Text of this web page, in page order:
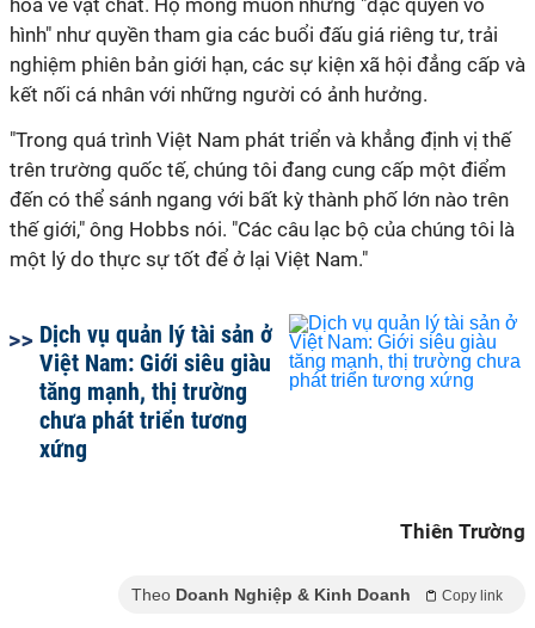
hoa về vật chất. Họ mong muốn những "đặc quyền vô
hình" như quyền tham gia các buổi đấu giá riêng tư, trải
nghiệm phiên bản giới hạn, các sự kiện xã hội đẳng cấp và
kết nối cá nhân với những người có ảnh hưởng.
"Trong quá trình Việt Nam phát triển và khẳng định vị thế
trên trường quốc tế, chúng tôi đang cung cấp một điểm
đến có thể sánh ngang với bất kỳ thành phố lớn nào trên
thế giới," ông Hobbs nói. "Các câu lạc bộ của chúng tôi là
một lý do thực sự tốt để ở lại Việt Nam."
Dịch vụ quản lý tài sản ở
Việt Nam: Giới siêu giàu
tăng mạnh, thị trường
chưa phát triển tương
xứng
Thiên Trường
Theo Doanh Nghiệp & Kinh Doanh Copy link